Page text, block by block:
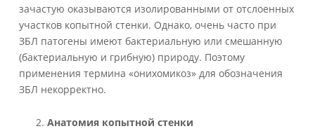
зачастую оказываются изолированными от отслоенных
участков копытной стенки. Однако, очень часто при
ЗБЛ патогены имеют бактериальную или смешанную
(бактериальную и грибную) природу. Поэтому
применения термина «онихомикоз» для обозначения
ЗБЛ некорректно.
Анатомия копытной стенки